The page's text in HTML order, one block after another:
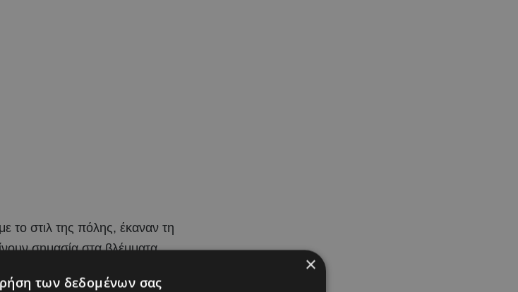
το στιλ της πόλης, έκαναν τη
σημασία στα βλέμματα.
φόρμα, σε minimal γραμμές,
×
των δεδομένων σας